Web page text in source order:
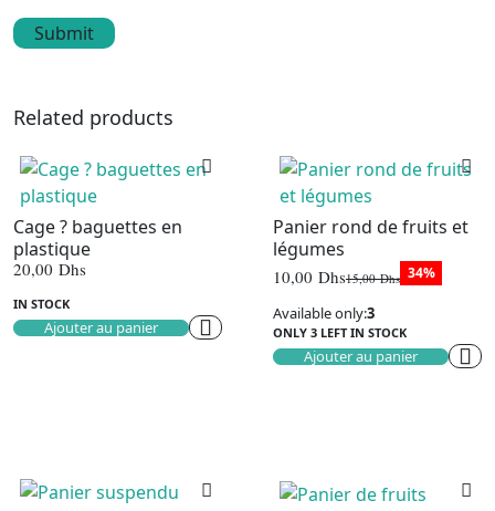
Related products
Cage ? baguettes en
plastique
20,00 Dhs
IN STOCK
Ajouter au panier
Panier rond de fruits et
légumes
15,00Dhs
Le
prix
initial
était :
15,00 Dhs.
10,00 Dhs
Le
prix
actuel
est :
10,00 Dhs.
34%
Available only:3
ONLY 3 LEFT IN STOCK
Ajouter au panier